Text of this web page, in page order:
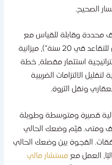
وقابلة للقياس مع
جداول زمنية (مثل “ادخار 5 ملايين للتقاعد في 20 سنة”)، ميزانية
استثمار مفصلة، خطة
الالتزامات الضريبية
ونقل الثروة.
قصيرة ومتوسطة وطويلة
قيّم وضعك الحالي
الفجوة بين وضعك الحالي
مع
مستشار مالي